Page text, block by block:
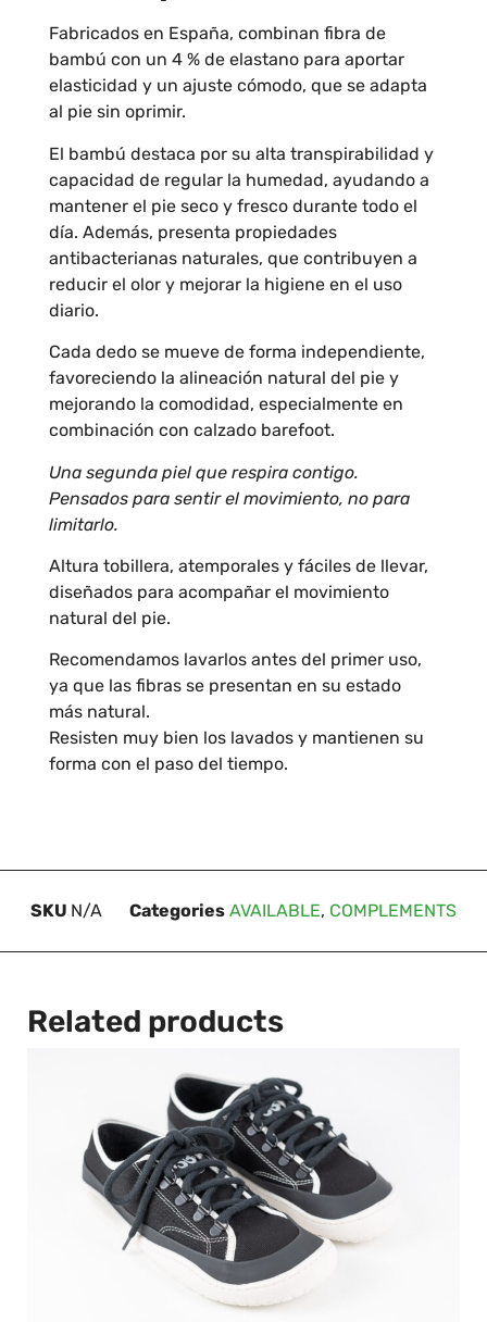
Fabricados en España, combinan fibra de
bambú con un 4 % de elastano para aportar
elasticidad y un ajuste cómodo, que se adapta
al pie sin oprimir.
El bambú destaca por su alta transpirabilidad y
capacidad de regular la humedad, ayudando a
mantener el pie seco y fresco durante todo el
día. Además, presenta propiedades
antibacterianas naturales, que contribuyen a
reducir el olor y mejorar la higiene en el uso
diario.
Cada dedo se mueve de forma independiente,
favoreciendo la alineación natural del pie y
mejorando la comodidad, especialmente en
combinación con calzado barefoot.
Una segunda piel que respira contigo.
Pensados para sentir el movimiento, no para
limitarlo.
Altura tobillera, atemporales y fáciles de llevar,
diseñados para acompañar el movimiento
natural del pie.
Recomendamos lavarlos antes del primer uso,
ya que las fibras se presentan en su estado
más natural.
Resisten muy bien los lavados y mantienen su
forma con el paso del tiempo.
SKU N/A Categories AVAILABLE, COMPLEMENTS
Related products